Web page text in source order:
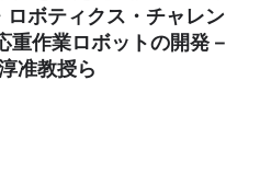
ロボティクス・チャレン
重作業ロボットの開発－
准教授ら